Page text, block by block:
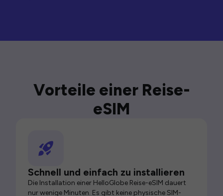
Vorteile einer Reise-
eSIM
Schnell und einfach zu installieren
Die Installation einer HelloGlobe Reise-eSIM dauert
nur wenige Minuten. Es gibt keine physische SIM-